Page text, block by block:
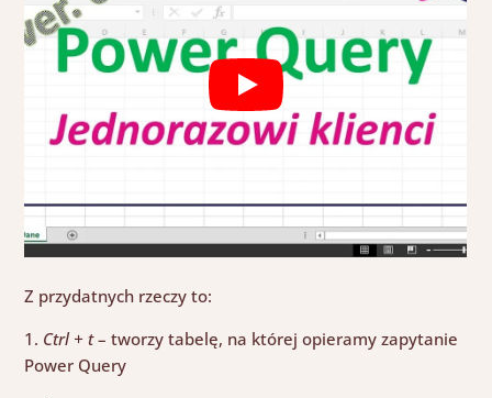
Z przydatnych rzeczy to:
1. Ctrl + t– tworzy tabelę, na której opieramy zapytanie
Power Query